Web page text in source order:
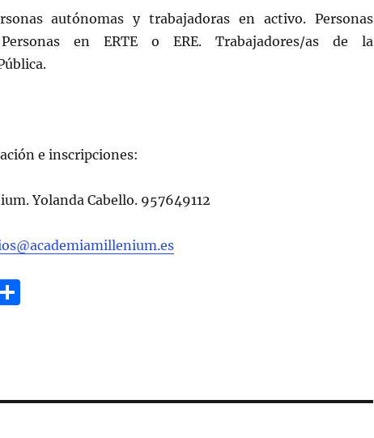
autónomas y trabajadoras en activo. Personas
Personas en ERTE o ERE. Trabajadores/as de la
e inscripciones:
Yolanda Cabello. 957649112
C
a